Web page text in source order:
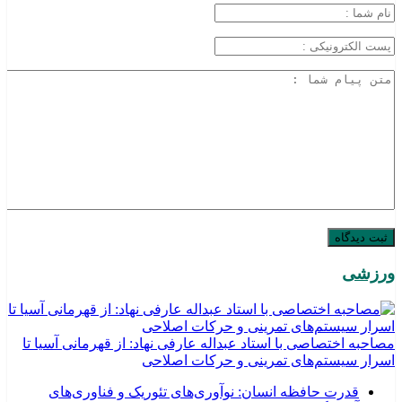
ورزشی
مصاحبه اختصاصی با استاد عبداله عارفی نهاد: از قهرمانی آسیا تا
اسرار سیستم‌های تمرینی و حرکات اصلاحی
قدرت حافظه انسان: نوآوری‌های تئوریک و فناوری‌های